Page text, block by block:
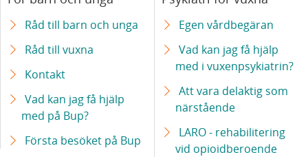
Råd till barn och unga
Råd till vuxna
Kontakt
Vad kan jag få hjälp
med på Bup?
Första besöket på Bup
Egen vårdbegäran
Vad kan jag få hjälp
med i vuxenpsykiatrin?
Att vara delaktig som
närstående
LARO - rehabilitering
vid opioidberoende